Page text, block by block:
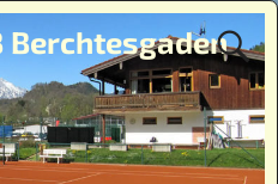
Berchtesgaden